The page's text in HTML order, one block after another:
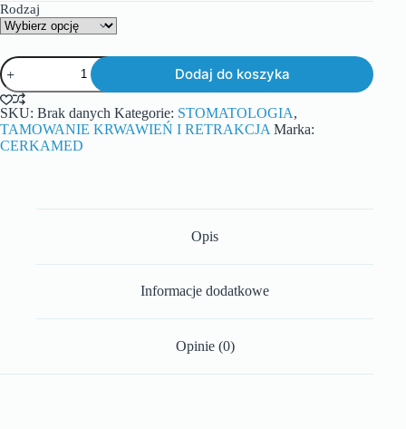
Rodzaj
Dodaj do koszyka
SKU: Brak danych Kategorie: STOMATOLOGIA,
TAMOWANIE KRWAWIEŃ I RETRAKCJA Marka:
CERKAMED
Opis
Informacje dodatkowe
Opinie (0)